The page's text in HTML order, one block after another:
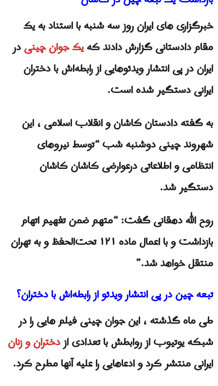
خبرگزاری های ایران روز سه شنبه با استناد به یک
مقام دادستانی گزارش دادند كهیک جوان چینیدر
ایران در پی انتشار ویدئوهایی از رابطه‌اش با دختران
ایرانی دستگیر شده است.
به گفته دادستان کاشان و انقلاب اسلامی ، این
شهروند چینی دوشنبه شب “توسط نیروهای
انتظامی و اطلاعاتی درعوارضی کاشان کاشان
دستگیر شد.
روح الله دهقانی گفت: “متهم ضمن تفهیم اتهام
بازداشت و با اعمال ماده ۱۲۱ تحت‌الحفظ و به تهران
منتقل خواهد شد.”
تبعه چین در پی انتشار ویدئو از رابطه‌اش با دختران؟
طی ماه گذشته ، اين جوان چینی فیلم هایی را در
شبکه یوتیوب از روابطش با تعدادی ازدختران و زنان
ایرانی منتشر کرد و ادعاهایی را علیه آنها مطرح کرد.